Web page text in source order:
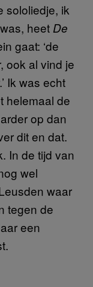
sololiedje, ik
heet De
gaat: ‘de
ook al vind je
Ik was echt
helemaal de
op dan
dit en dat.
In de tijd van
wel
waar
tegen de
een